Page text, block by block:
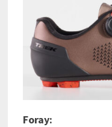
Foray: